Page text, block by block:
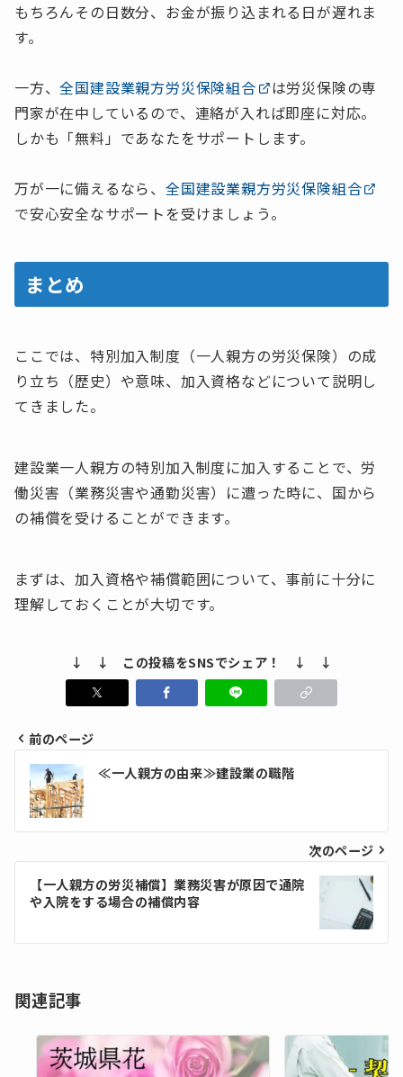
もちろんその日数分、お金が振り込まれる日が遅れま
す。
一方、全国建設業親方労災保険組合
は労災保険の専
門家が在中しているので、連絡が入れば即座に対応。
しかも「無料」であなたをサポートします。
万が一に備えるなら、 全国建設業親方労災保険組合
で安心安全なサポートを受けましょう。
まとめ
ここでは、特別加入制度（一人親方の労災保険）の成
り立ち（歴史）や意味、加入資格などについて説明し
てきました。
建設業一人親方の特別加入制度に加入することで、労
働災害（業務災害や通勤災害）に遭った時に、国から
の補償を受けることができます。
まずは、加入資格や補償範囲について、事前に十分に
理解しておくことが大切です。
↓ ↓ この投稿をSNSでシェア！ ↓ ↓
投
稿
ナ
ビ
シ
ン
前のページ
≪一人親方の由来≫建設業の職階
次のページ
【一人親方の労災補償】業務災害が原因で通院
や入院をする場合の補償内容
関連記事